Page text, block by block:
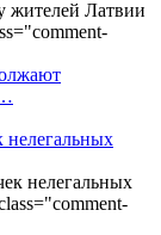
нелегальных